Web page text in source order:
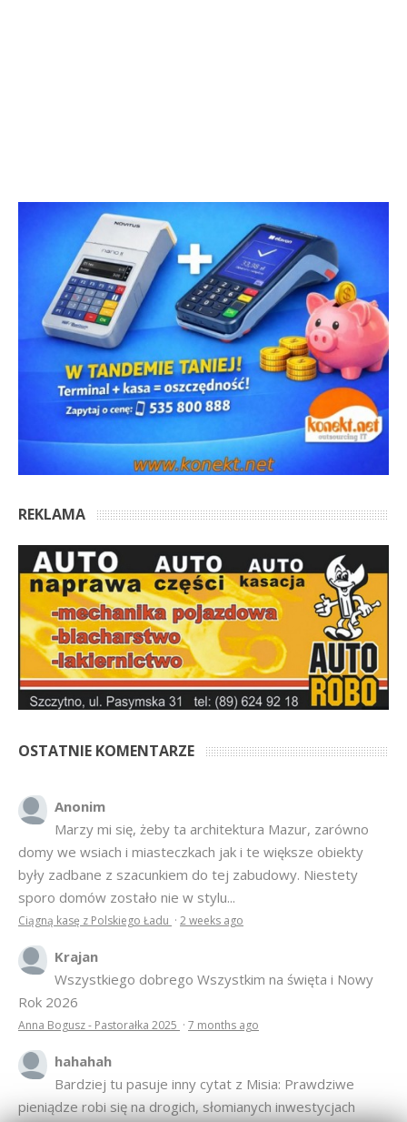
REKLAMA
OSTATNIE KOMENTARZE
Anonim
Marzy mi się, żeby ta architektura Mazur, zarówno
domy we wsiach i miasteczkach jak i te większe obiekty
były zadbane z szacunkiem do tej zabudowy. Niestety
sporo domów zostało nie w stylu...
Ciągną kasę z Polskiego Ładu · 2 weeks ago
Krajan
Wszystkiego dobrego Wszystkim na święta i Nowy
Rok 2026
Anna Bogusz - Pastorałka 2025 · 7 months ago
hahahah
Bardziej tu pasuje inny cytat z Misia: Prawdziwe
pieniądze robi się na drogich, słomianych inwestycjach